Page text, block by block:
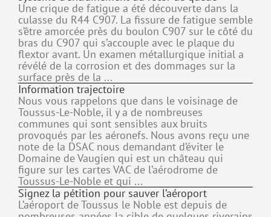
Une crique de fatigue a été découverte dans la
culasse du R44 C907. La fissure de fatigue semble
s’être amorcée près du boulon C907 sur le côté du
bras du C907 qui s’accouple avec le plaque du
flextor avant. Un examen métallurgique initial a
révélé de la corrosion et des dommages sur la
surface près de la ...
Information trajectoire
Nous vous rappelons que dans le voisinage de
Toussus-Le-Noble, il y a de nombreuses
communes qui sont sensibles aux bruits
provoqués par les aéronefs. Nous avons reçu une
note de la DSAC nous demandant d’éviter le
Domaine de Vaugien qui est un château qui
figure sur les cartes VAC de l’aérodrome de
Toussus-Le-Noble et qui ...
Signez la pétition pour sauver l’aéroport
L’aéroport de Toussus le Noble est depuis de